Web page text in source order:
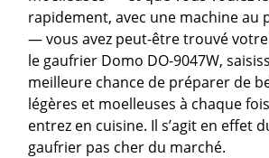
rapidement, avec une machine au
— vous avez peut-être trouvé
le gaufrier Domo DO-9047W,
meilleure chance de préparer de
légères et moelleuses à chaque
entrez en cuisine. Il s’agit en effet
gaufrier pas cher du marché.